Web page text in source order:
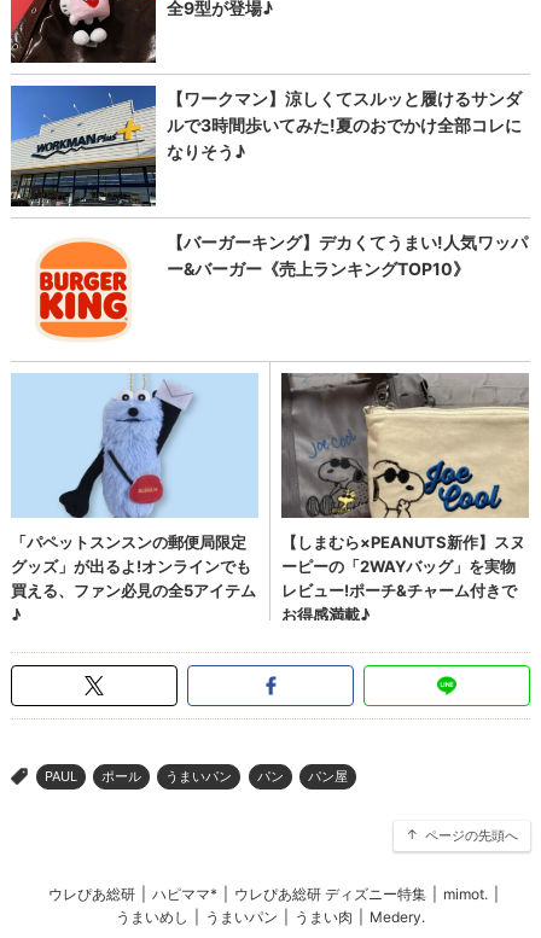
> PAUL ポール うまいパン パン パン屋
ページの先頭へ
ウレぴあ総研 ハピママ* ウレぴあ総研 ディズニー特集 mimot.
うまいめし
うまいパン うまい肉 Medery.